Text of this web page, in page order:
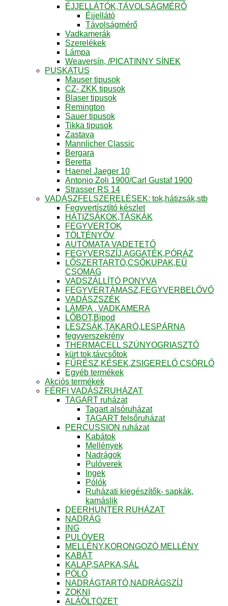
ÉJJELLÁTÓK,TÁVOLSÁGMÉRŐ
Éjjellátó
Távolságmérő
Vadkamerák
Szerelékek
Lámpa
Weaversín, /PICATINNY SÍNEK
PUSKATUS
Mauser tipusok
CZ- ZKK tipusok
Blaser tipusok
Remington
Sauer tipusok
Tikka tipusok
Zastava
Mannlicher Classic
Bergara
Beretta
Haenel Jaeger 10
Antonio Zoli 1900/Carl Gustaf 1900
Strasser RS 14
VADÁSZFELSZERELÉSEK: tok,hátizsák,stb
Fegyvertísztító készlet
HÁTIZSÁKOK,TÁSKÁK
FEGYVERTOK
TÖLTÉNYŐV
AUTÓMATA VADETETŐ
FEGYVERSZÍJ,AGGATÉK,PÓRÁZ
LŐSZERTARTÓ,CSŐKUPAK,EÜ
CSOMAG
VADSZÁLLÍTÓ PONYVA
FEGYVERTÁMASZ,FEGYVERBELŐVŐ
VADÁSZSZÉK
LÁMPA , VADKAMERA
LŐBOT,Bipod
LESZSÁK,TAKARÓ,LESPÁRNA
fegyverszekrény
THERMACELL SZÚNYOGRIASZTÓ
kürt tok,távcsőtok
FŰRÉSZ,KÉSEK,ZSIGERELŐ CSÖRLŐ
Egyéb termékek
Akciós termékek
FÉRFI VADÁSZRUHÁZAT
TAGART ruházat
Tagart alsóruházat
TAGART felsőruházat
PERCUSSION ruházat
Kabátok
Mellények
Nadrágok
Pulóverek
Ingek
Pólók
Ruházati kiegészítők- sapkák,
kamáslik
DEERHUNTER RUHÁZAT
NADRÁG
ING
PULÓVER
MELLÉNY,KORONGOZÓ MELLÉNY
KABÁT
KALAP,SAPKA,SÁL
PÓLÓ
NADRÁGTARTÓ,NADRÁGSZÍJ
ZOKNI
ALÁÖLTÖZET